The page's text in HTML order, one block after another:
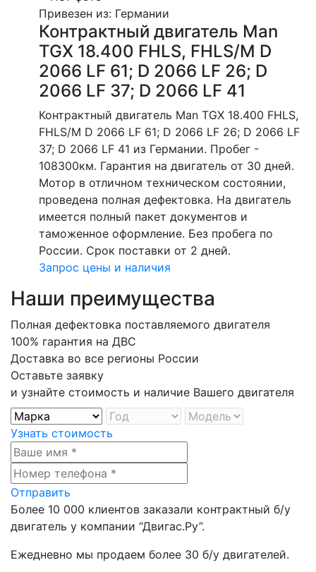
Привезен из: Германии
Контрактный двигатель Man
TGX 18.400 FHLS, FHLS/M D
2066 LF 61; D 2066 LF 26; D
2066 LF 37; D 2066 LF 41
Контрактный двигатель Man TGX 18.400 FHLS,
FHLS/M D 2066 LF 61; D 2066 LF 26; D 2066 LF
37; D 2066 LF 41 из Германии. Пробег -
108300км. Гарантия на двигатель от 30 дней.
Мотор в отличном техническом состоянии,
проведена полная дефектовка. На двигатель
имеется полный пакет документов и
таможенное оформление. Без пробега по
России. Срок поставки от 2 дней.
Запрос цены и наличия
Наши преимущества
Полная дефектовка поставляемого двигателя
100% гарантия на ДВС
Доставка во все регионы России
Оставьте заявку
и узнайте стоимость и наличие Вашего двигателя
Узнать стоимость
Отправить
Более 10 000 клиентов заказали контрактный б/у
двигатель у компании “Двигас.Ру”.
Ежедневно мы продаем более 30 б/у двигателей.